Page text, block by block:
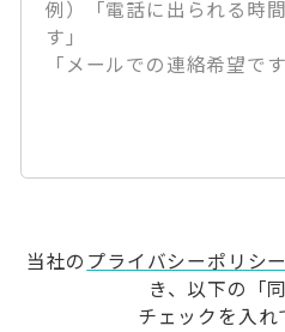
当社の プライバシーポリシー
き、 以下の「
チェックを入れ